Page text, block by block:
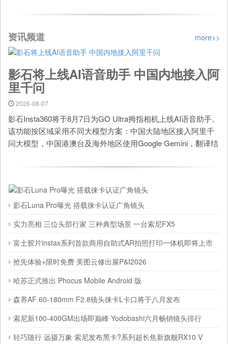
资讯频道 more>>
影石将上线AI语音助手 中国内地接入阿
里千问
2026-08-07
影石Insta360将于8月7日为GO Ultra拇指相机上线AI语音助手。
该功能按区域采用不同大模型方案：中国大陆地区接入阿里千
问大模型，中国港澳台及海外地区使用Google Gemini，翻译结
影石Luna Pro曝光 搭载徕卡认证广角镜头
实力亮相 三位头部行家 三种典型场景 一台索尼FX5
富士胶片instax系列首款商用自助式AR拍照打印一体机即将上市
抢先体验+限时免费 美图云修出展P&I2026
哈苏正式推出 Phocus Mobile Android 版
森养AF 60-180mm F2.8镜头徕卡L卡口将于八月发布
索尼新100-400GM出场即巅峰 Yodobashi六月畅销镜头排行
轻巧随行 远摄万象 索尼发布黑卡?系列超长焦新旗舰RX10 V